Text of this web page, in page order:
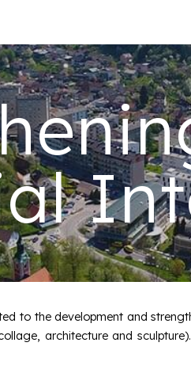
to the development and
architecture and